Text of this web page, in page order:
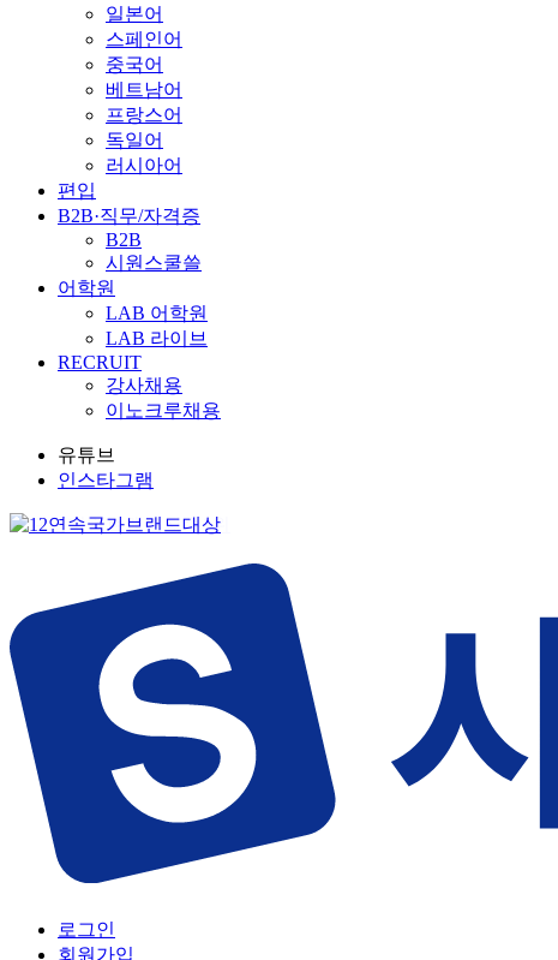
일본어
스페인어
중국어
베트남어
프랑스어
독일어
러시아어
편입
B2B·직무/자격증
B2B
시원스쿨쓸
어학원
LAB 어학원
LAB 라이브
RECRUIT
강사채용
이노크루채용
유튜브
인스타그램
로그인
회원가입